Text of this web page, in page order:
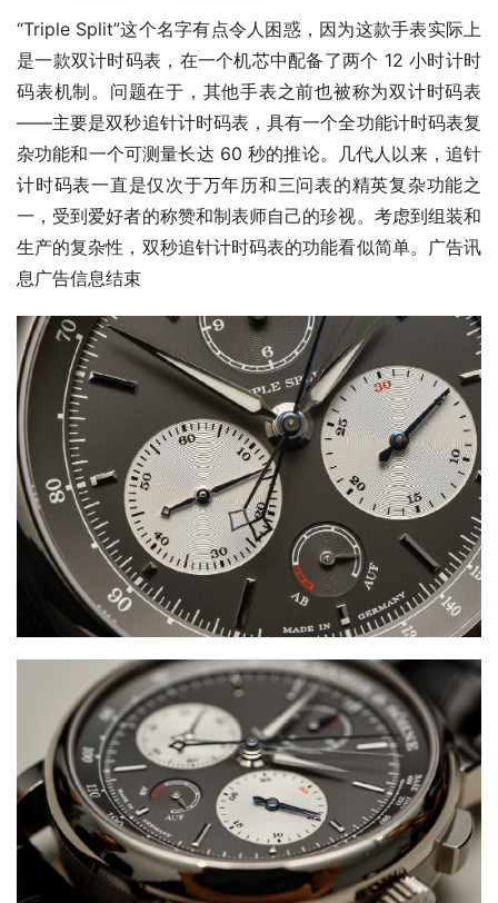
“Triple Split”这个名字有点令人困惑，因为这款手表实际上
是一款双计时码表，在一个机芯中配备了两个 12 小时计时
码表机制。问题在于，其他手表之前也被称为双计时码表
——主要是双秒追针计时码表，具有一个全功能计时码表复
杂功能和一个可测量长达 60 秒的推论。几代人以来，追针
计时码表一直是仅次于万年历和三问表的精英复杂功能之
一，受到爱好者的称赞和制表师自己的珍视。考虑到组装和
生产的复杂性，双秒追针计时码表的功能看似简单。广告讯
息广告信息结束